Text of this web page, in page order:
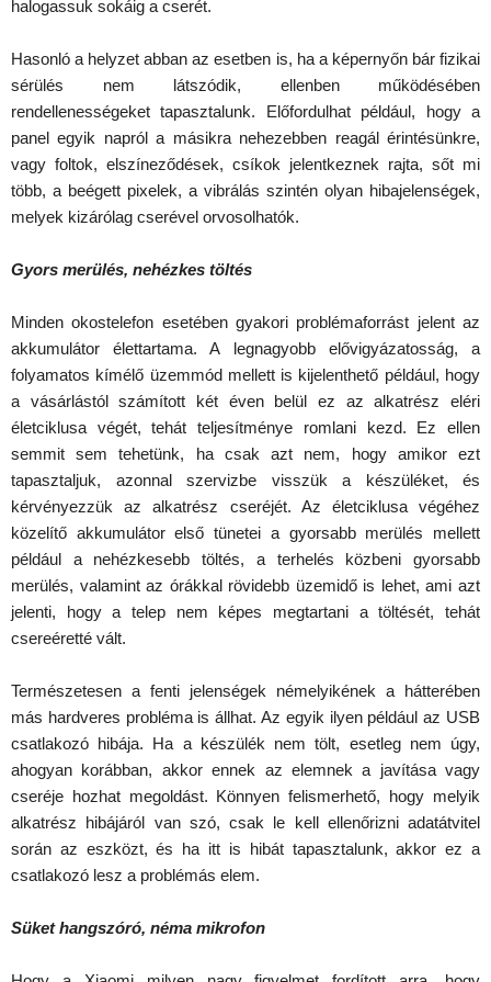
halogassuk sokáig a cserét.
Hasonló a helyzet abban az esetben is, ha a képernyőn bár fizikai
sérülés nem látszódik, ellenben működésében
rendellenességeket tapasztalunk. Előfordulhat például, hogy a
panel egyik napról a másikra nehezebben reagál érintésünkre,
vagy foltok, elszíneződések, csíkok jelentkeznek rajta, sőt mi
több, a beégett pixelek, a vibrálás szintén olyan hibajelenségek,
melyek kizárólag cserével orvosolhatók.
Gyors merülés, nehézkes töltés
Minden okostelefon esetében gyakori problémaforrást jelent az
akkumulátor élettartama. A legnagyobb elővigyázatosság, a
folyamatos kímélő üzemmód mellett is kijelenthető például, hogy
a vásárlástól számított két éven belül ez az alkatrész eléri
életciklusa végét, tehát teljesítménye romlani kezd. Ez ellen
semmit sem tehetünk, ha csak azt nem, hogy amikor ezt
tapasztaljuk, azonnal szervizbe visszük a készüléket, és
kérvényezzük az alkatrész cseréjét. Az életciklusa végéhez
közelítő akkumulátor első tünetei a gyorsabb merülés mellett
például a nehézkesebb töltés, a terhelés közbeni gyorsabb
merülés, valamint az órákkal rövidebb üzemidő is lehet, ami azt
jelenti, hogy a telep nem képes megtartani a töltését, tehát
csereéretté vált.
Természetesen a fenti jelenségek némelyikének a hátterében
más hardveres probléma is állhat. Az egyik ilyen például az USB
csatlakozó hibája. Ha a készülék nem tölt, esetleg nem úgy,
ahogyan korábban, akkor ennek az elemnek a javítása vagy
cseréje hozhat megoldást. Könnyen felismerhető, hogy melyik
alkatrész hibájáról van szó, csak le kell ellenőrizni adatátvitel
során az eszközt, és ha itt is hibát tapasztalunk, akkor ez a
csatlakozó lesz a problémás elem.
Süket hangszóró, néma mikrofon